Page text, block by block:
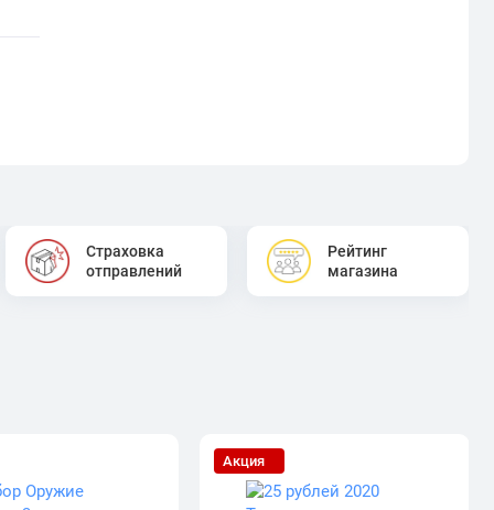
Страховка
отправлений
Рейтинг
магазина
Акция